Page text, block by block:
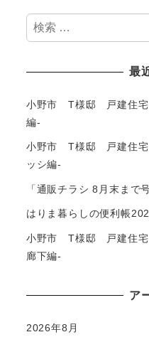
検
索
最
小野市 T様邸 戸建住宅
編-
小野市 T様邸 戸建住宅
ッシ編-
「通販チラシ 8月末まで
はりま暮らしの便利帳
小野市 T様邸 戸建住宅
廊下編-
ア
2026年8月